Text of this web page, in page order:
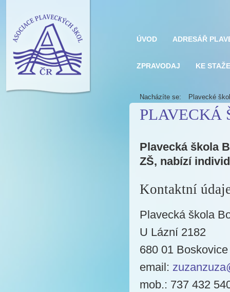
ÚVOD ADRESÁŘ
ZPRAVODAJ KE
PLAVECKÁ
Nacházíte se: Plavecké
Plavecká škola
ZŠ, nabízí
Kontaktní
Plavecká škola
U Lázní 2182
680 01 Boskovice
email:
mob.: 737 432